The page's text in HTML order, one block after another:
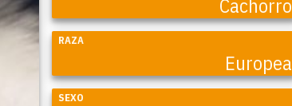
Cachorro
RAZA
Europea
SEXO